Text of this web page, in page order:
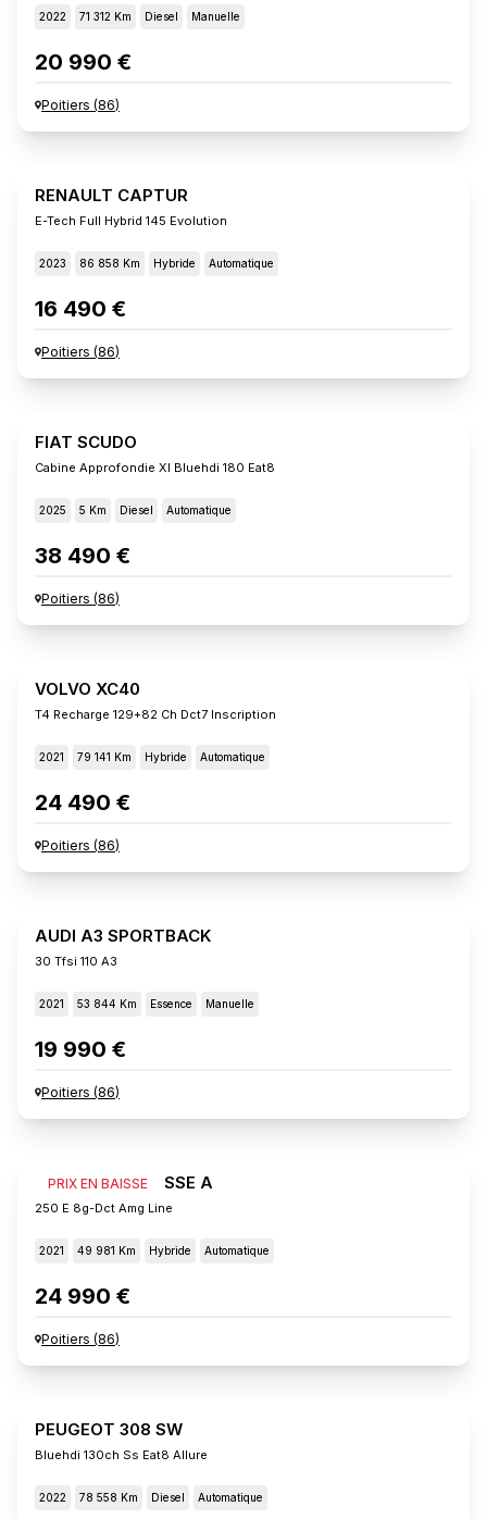
2022 71 312 Km Diesel Manuelle
20 990 €
Poitiers (86)
RENAULT CAPTUR
E-Tech Full Hybrid 145 Evolution
2023 86 858 Km Hybride Automatique
16 490 €
Poitiers (86)
FIAT SCUDO
Cabine Approfondie Xl Bluehdi 180 Eat8
2025 5 Km Diesel Automatique
38 490 €
Poitiers (86)
VOLVO XC40
T4 Recharge 129+82 Ch Dct7 Inscription
2021 79 141 Km Hybride Automatique
24 490 €
Poitiers (86)
AUDI A3 SPORTBACK
30 Tfsi 110 A3
2021 53 844 Km Essence Manuelle
19 990 €
Poitiers (86)
PRIX EN BAISSE
MERCEDES CLASSE A
250 E 8g-Dct Amg Line
2021 49 981 Km Hybride Automatique
24 990 €
Poitiers (86)
PEUGEOT 308 SW
Bluehdi 130ch Ss Eat8 Allure
2022 78 558 Km Diesel Automatique